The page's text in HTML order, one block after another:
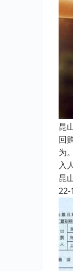
昆
回
为
入
昆
22-